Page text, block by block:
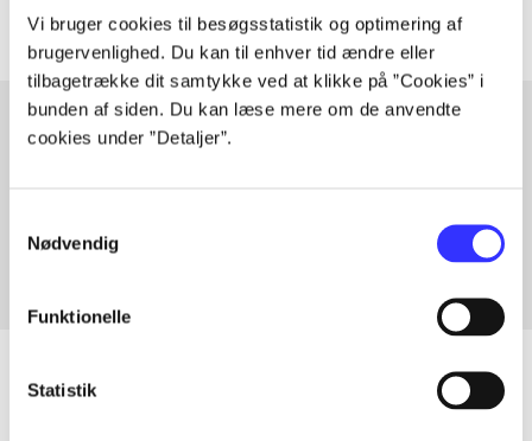
Vi bruger cookies til besøgsstatistik og optimering af
brugervenlighed. Du kan til enhver tid ændre eller
tilbagetrække dit samtykke ved at klikke på ”Cookies” i
bunden af siden. Du kan læse mere om de anvendte
cookies under ”Detaljer”.
Nødvendig
Funktionelle
Statistik